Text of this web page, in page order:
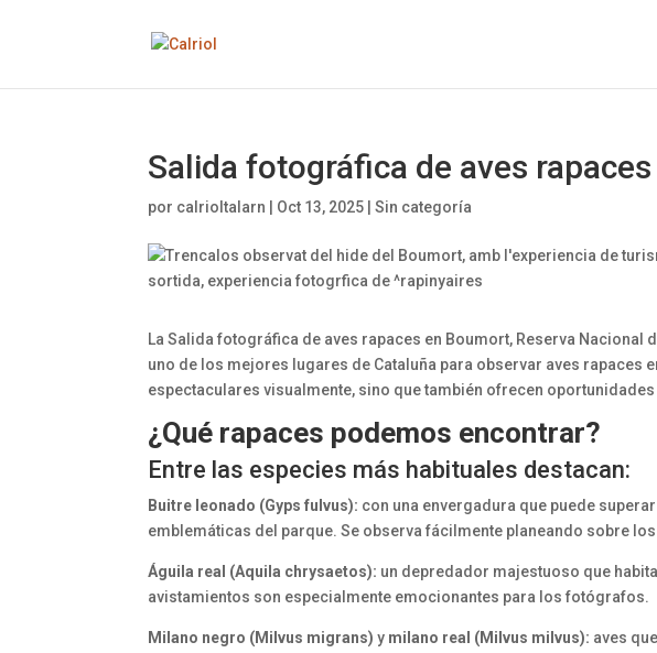
Salida fotográfica de aves
por calrioltalarn Oct 13, 2025 |Sin categoría
La Salida fotográfica de aves rapaces en Boumort, Reserva Nacional
uno de los mejores lugares de Cataluña para observar aves rapaces
espectaculares visualmente, sino que también ofrecen
¿Qué rapaces podemos encontrar?
Entre las especies más habituales destacan:
Buitre leonado (Gyps fulvus): con una envergadura que puede
emblemáticas del parque. Se observa fácilmente planeando sobre
Águila real (Aquila chrysaetos): un depredador majestuoso que
avistamientos son especialmente emocionantes para los fotógrafos.
Milano negro (Milvus migrans) y milano real (Milvus milvus): aves